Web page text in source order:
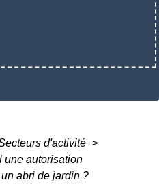
d'activité >
une autorisation
abri de jardin ?